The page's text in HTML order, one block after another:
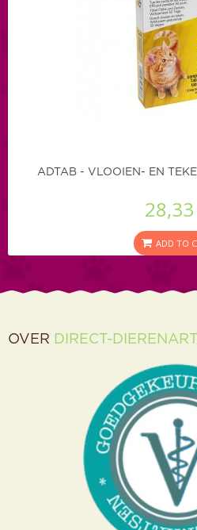
ADTAB - VLOOIEN- EN
ADD TO
OVER DIRECT-